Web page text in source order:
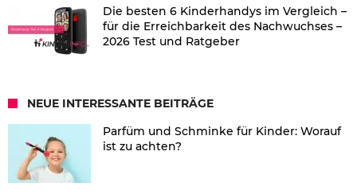
Die besten 6 Kinderhandys im Vergleich –
für die Erreichbarkeit des Nachwuchses –
2026 Test und Ratgeber
NEUE INTERESSANTE BEITRÄGE
Parfüm und Schminke für Kinder: Worauf
ist zu achten?